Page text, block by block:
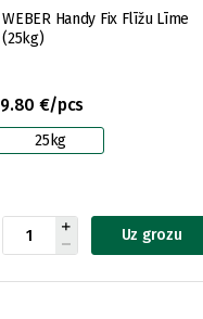
WEBER Handy Fix Flīžu Līme
(25kg)
9.80 €/pcs
25kg
Uz grozu